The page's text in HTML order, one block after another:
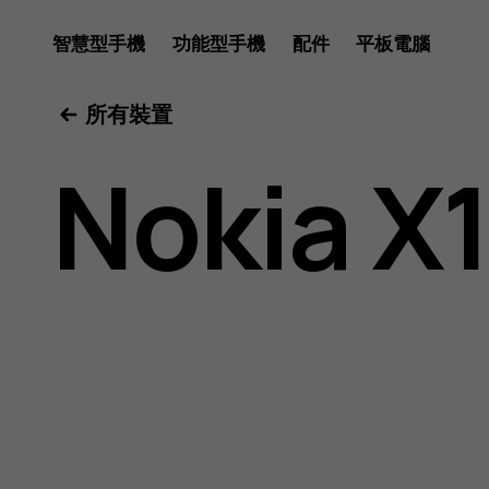
Nokia
X10
用
智慧型手機 功能型手機 配件 平板電腦
所有裝置
Nokia